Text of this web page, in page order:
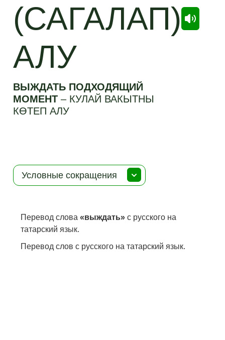
(САГАЛАП)
АЛУ
ВЫЖДАТЬ ПОДХОДЯЩИЙ
МОМЕНТ– КУЛАЙ ВАКЫТНЫ
КӨТЕП АЛУ
Условные сокращения
Перевод слова«выждать» с русского на
татарский язык.
Перевод слов с русского на татарский язык.